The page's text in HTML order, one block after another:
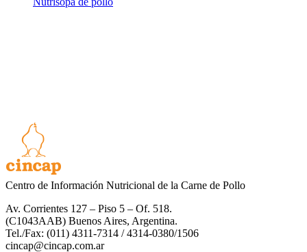
Centro de Información Nutricional de la Carne de Pollo
Av. Corrientes 127 – Piso 5 – Of. 518.
(C1043AAB) Buenos Aires, Argentina.
Tel./Fax: (011) 4311-7314 / 4314-0380/1506
cincap@cincap.com.ar